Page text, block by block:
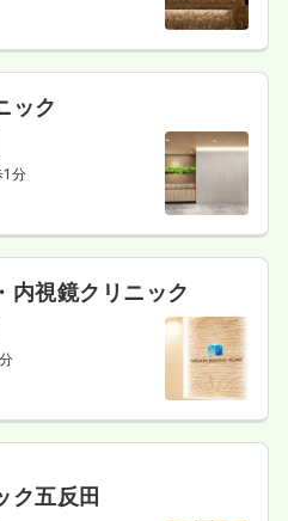
ック
1分
内視鏡クリニック
ク五反田